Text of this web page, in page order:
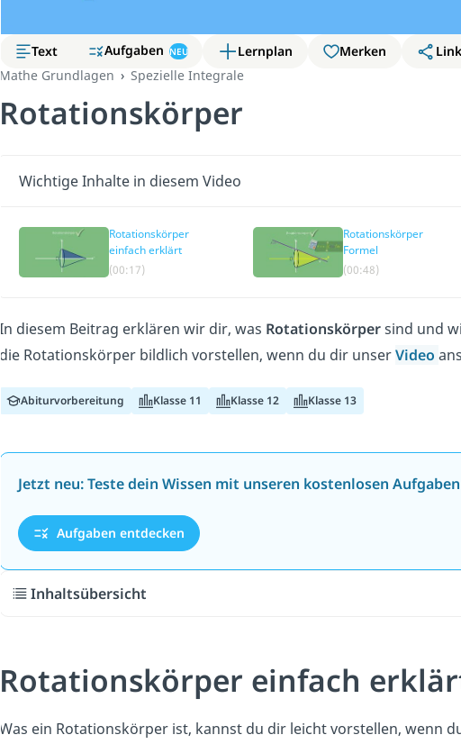
Text Aufgaben NEU Lernplan Merken
Mathe Grundlagen
Spezielle Integrale
Rotationskörper
Wichtige Inhalte in diesem Video
Rotationskörper
einfach erklärt
(00:17)
Rotationskörper
Formel
(00:48)
In diesem Beitrag erklären wir dir, was Rotationskörpersind und
die Rotationskörper bildlich vorstellen, wenn du dir unserVideo
Abiturvorbereitung Klasse 11 Klasse 12 Klasse 13
Jetzt neu: Teste dein Wissen mit unseren kostenlosen
Aufgaben entdecken
Inhaltsübersicht
Rotationskörper einfach
Was ein Rotationskörper ist, kannst du dir leicht vorstellen, wenn